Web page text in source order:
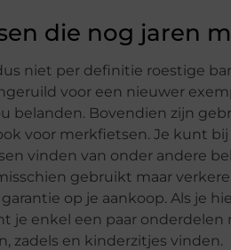
die nog jaren
niet per definitie roestige
voor een nieuwer
belanden. Bovendien zijn
voor merkfietsen. Je kunt
vinden van onder andere
gebruikt maar
op je aankoop. Als je
je enkel een paar
zadels en kinderzitjes vinden.